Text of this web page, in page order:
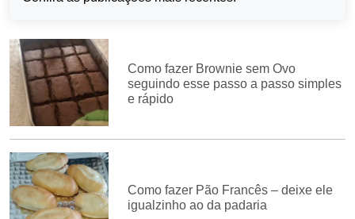
Como fazer Brownie sem Ovo
seguindo esse passo a passo simples
e rápido
Como fazer Pão Francês – deixe ele
igualzinho ao da padaria